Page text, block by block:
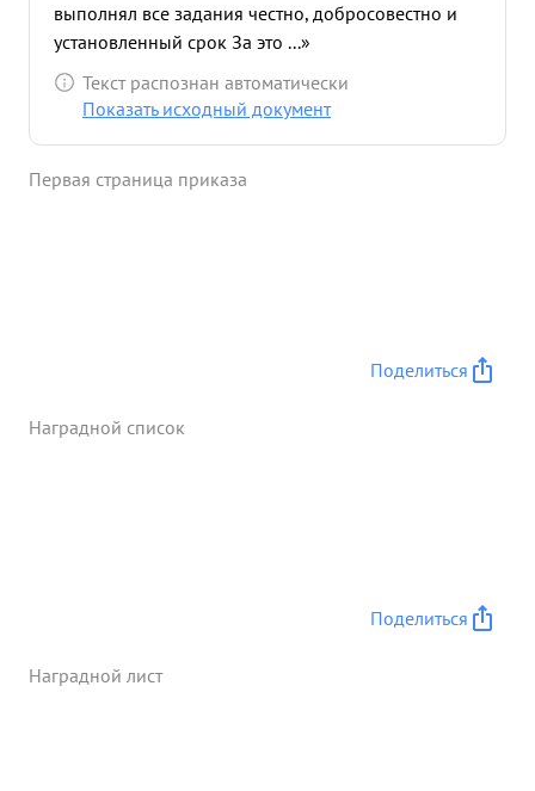
выполнял все задания честно, добросовестно и
установленный срок За это ...»
Текст распознан автоматически
Показать исходный документ
Первая страница приказа
Поделиться
Наградной список
Поделиться
Наградной лист